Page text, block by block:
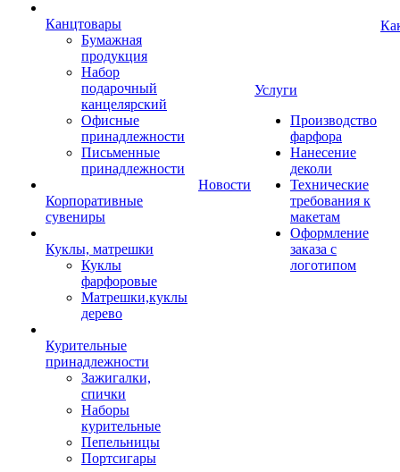
Канцтовары
Бумажная
продукция
Набор
подарочный
канцелярский
Офисные
принадлежности
Письменные
принадлежности
Корпоративные
сувениры
Куклы, матрешки
Куклы
фарфоровые
Матрешки,куклы
дерево
Курительные
принадлежности
Зажигалки,
спички
Наборы
курительные
Пепельницы
Портсигары
Новости
Услуги
Производство
фарфора
Нанесение
деколи
Технические
требования к
макетам
Оформление
заказа с
логотипом